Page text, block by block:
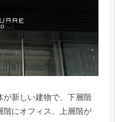
が新しい建物で、下層階
階にオフィス、上層階が